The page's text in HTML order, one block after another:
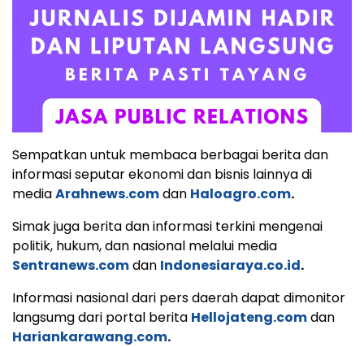
Sempatkan untuk membaca berbagai berita dan
informasi seputar ekonomi dan bisnis lainnya di
mediaArahnews.comdan Haloagro.com.
Simak juga berita dan informasi terkini mengenai
politik, hukum, dan nasional melalui media
Sentranews.comdan Indonesiaraya.co.id.
Informasi nasional dari pers daerah dapat dimonitor
langsumg dari portal berita Hellojateng.comdan
Hariankarawang.com.